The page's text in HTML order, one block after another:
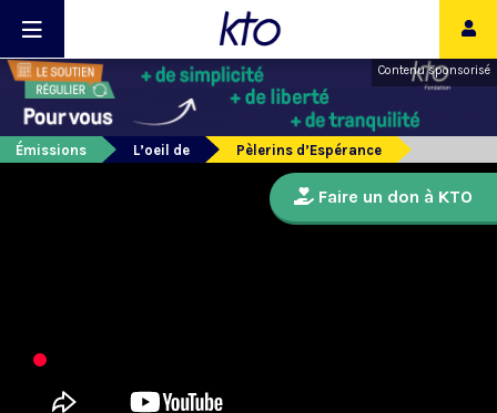
Contenu sponsorisé
Émissions L’oeil de Pèlerins d’Espérance
Faire un don à KTO